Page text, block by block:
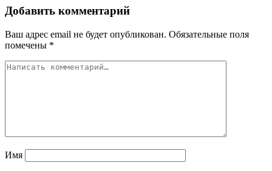
Добавить комментарий
Ваш адрес email не будет опубликован. Обязательные поля
помечены *
Имя